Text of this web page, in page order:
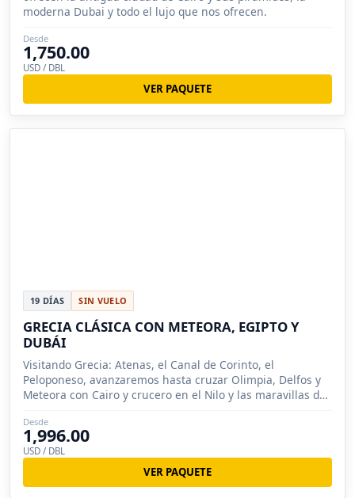
moderna Dubai y todo el lujo que nos ofrecen.
Desde
1,750.00
USD / DBL
VER PAQUETE
19 DÍAS SIN VUELO
GRECIA CLÁSICA CON METEORA, EGIPTO Y
DUBÁI
Visitando Grecia: Atenas, el Canal de Corinto, el
Peloponeso, avanzaremos hasta cruzar Olimpia, Delfos y
Meteora con Cairo y crucero en el Nilo y las maravillas de
Desde
1,996.00
USD / DBL
VER PAQUETE